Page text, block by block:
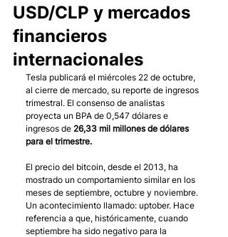
USD/CLP y mercados
financieros
internacionales
Tesla publicará el miércoles 22 de octubre,
al cierre de mercado, su reporte de ingresos
trimestral. El consenso de analistas
proyecta un BPA de 0,547 dólares e
ingresos de 26,33 mil millones de dólares
para el trimestre.
El precio del bitcoin, desde el 2013, ha
mostrado un comportamiento similar en los
meses de septiembre, octubre y noviembre.
Un acontecimiento llamado: uptober. Hace
referencia a que, históricamente, cuando
septiembre ha sido negativo para la